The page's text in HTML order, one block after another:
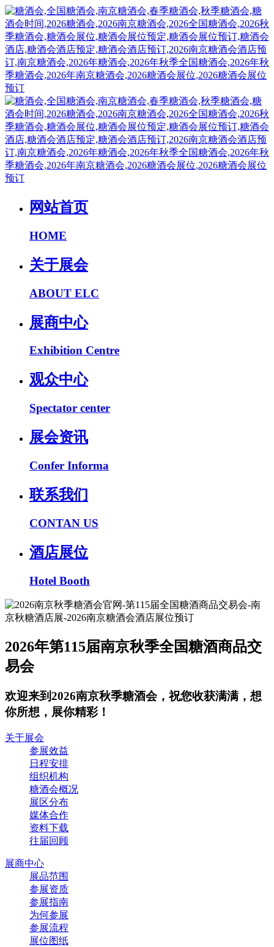
网站首页
HOME
关于展会
ABOUT ELC
展商中心
Exhibition Centre
观众中心
Spectator center
展会资讯
Confer Informa
联系我们
CONTAN US
酒店展位
Hotel Booth
2026年第115届南京秋季全国糖酒商品交
易会
欢迎来到2026南京秋季糖酒会，祝您收获满满，想
你所想，展你精彩！
关于展会
参展效益
日程安排
组织机构
糖酒会概况
展区分布
媒体合作
资料下载
往届回顾
展商中心
展品范围
参展资质
参展指南
为何参展
参展流程
展位图纸